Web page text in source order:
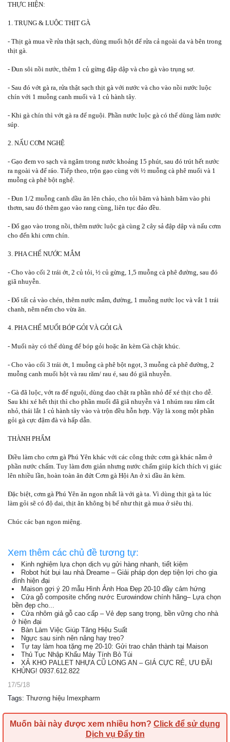
THỰC HIỆN:
1. TRỤNG & LUỘC THỊT GÀ
- Thịt gà mua về rửa thật sạch, dùng muối hột để rửa cả ngoài da và bên trong
thịt gà.
- Đun sôi nồi nước, thêm 1 củ gừng đập dập và cho gà vào trụng sơ.
- Sau đó vớt gà ra, rửa thật sạch thịt gà với nước và cho vào nồi nước luộc
chín với 1 muỗng canh muối và 1 củ hành tây.
- Khi gà chín thì vớt gà ra để nguội. Phần nước luộc gà có thể dùng làm nước
súp.
2. NẤU CƠM NGHỆ
- Gạo đem vo sạch và ngâm trong nước khoảng 15 phút, sau đó trút hết nước
ra ngoài và để ráo. Tiếp theo, trộn gạo cùng với ½ muỗng cà phê muối và 1
muỗng cà phê bột nghệ.
- Đun 1/2 muỗng canh dầu ăn lên chảo, cho tỏi băm và hành băm vào phi
thơm, sau đó thêm gạo vào rang cùng, liên tục đảo đều.
- Đổ gạo vào trong nồi, thêm nước luộc gà cùng 2 cây sả đập dập và nấu cơm
cho đến khi cơm chín.
3. PHA CHẾ NƯỚC MẮM
- Cho vào cối 2 trái ớt, 2 củ tỏi, ½ củ gừng, 1,5 muỗng cà phê đường, sau đó
giã nhuyễn.
- Đổ tất cả vào chén, thêm nước mắm, đường, 1 muỗng nước lọc và vắt 1 trái
chanh, nêm nếm cho vừa ăn.
4. PHA CHẾ MUỐI BÓP GỎI VÀ GỎI GÀ
- Muối này có thể dùng để bóp gỏi hoặc ăn kèm Gà chặt khúc.
- Cho vào cối 3 trái ớt, 1 muỗng cà phê bột ngọt, 3 muỗng cà phê đường, 2
muỗng canh muối hột và rau răm/ rau é, sau đó giã nhuyễn.
- Gà đã luộc, vớt ra để nguội, dùng dao chặt ra phần nhỏ để xé thịt cho dễ.
Sau khi xé hết thịt thì cho phần muối đã giã nhuyễn và 1 nhúm rau răm cắt
nhỏ, thái lắt 1 củ hành tây vào và trộn đều hỗn hợp. Vậy là xong một phần
gỏi gà cực đậm đà và hấp dẫn.
THÀNH PHẨM
Điều làm cho cơm gà Phú Yên khác với các công thức cơm gà khác nằm ở
phần nước chấm. Tuy làm đơn giản nhưng nước chấm giúp kích thích vị giác
lên nhiều lần, hoàn toàn ăn đứt Cơm gà Hội An ở xì dầu ăn kèm.
Đặc biệt, cơm gà Phú Yên ăn ngon nhất là với gà ta. Vì dùng thịt gà ta lúc
làm gỏi sẽ có độ dai, thịt ăn không bị bể như thịt gà mua ở siêu thị.
Chúc các bạn ngon miệng.
Xem thêm các chủ đề tương tự:
Kinh nghiệm lựa chọn dịch vụ gửi hàng nhanh, tiết kiệm
Robot hút bụi lau nhà Dreame – Giải pháp dọn dẹp tiện lợi cho gia
đình hiện đại
Maison gợi ý 20 mẫu Hình Ảnh Hoa Đẹp 20-10 đầy cảm hứng
Cửa gỗ composite chống nước Eurowindow chính hãng– Lựa chọn
bền đẹp cho...
Cửa nhôm giả gỗ cao cấp – Vẻ đẹp sang trọng, bền vững cho nhà
ở hiện đại
Bàn Làm Việc Giúp Tăng Hiệu Suất
Ngực sau sinh nên nâng hay treo?
Tự tay làm hoa tặng mẹ 20-10: Gửi trao chân thành tại Maison
Thủ Tục Nhập Khẩu Máy Tính Bỏ Túi
XẢ KHO PALLET NHỰA CŨ LONG AN – GIÁ CỰC RẺ, ƯU ĐÃI
KHỦNG! 0937.612.822
17/5/18
Tags: Thương hiệu Imexpharm
Muốn bài này được xem nhiều hơn? Click để sử dụng
Dịch vụ Đẩy tin